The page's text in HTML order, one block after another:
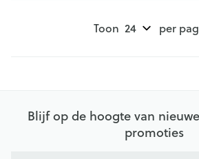
Toon per
Blijf op de hoogte van
promoties